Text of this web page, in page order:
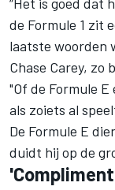
de Formule 1 zit
laatste woorden
Chase Carey, zo
"Of de Formule
als zoiets al
De Formule E
duidt hij op de